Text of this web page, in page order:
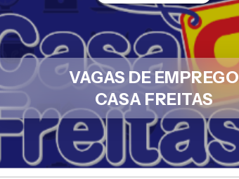
VAGAS DE EMPREGO
CASA FREITAS